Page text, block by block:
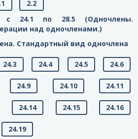
2.2
с 24.1 по 28.5 (Одночлены.
над одночленами.)
Стандартный вид одночлена
24.3 24.4 24.5 24.6
24.9 24.10 24.11
24.14 24.15 24.16
24.19